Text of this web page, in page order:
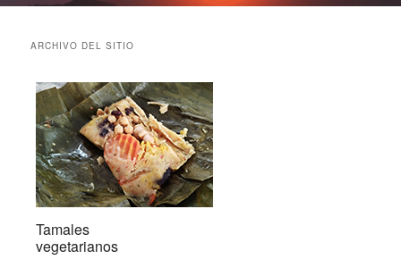
ARCHIVO DEL SITIO
Tamales
vegetarianos